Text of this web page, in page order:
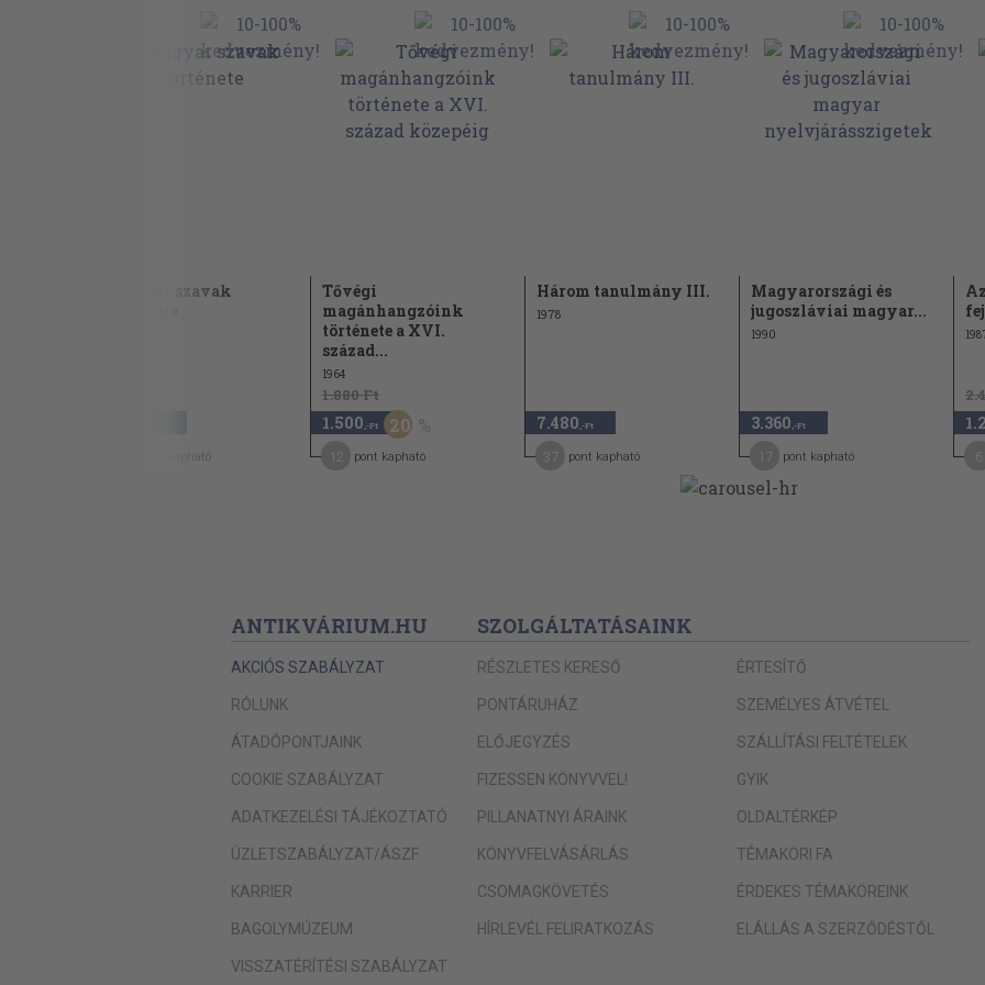
Magyar szavak
pont kapható
Tővégi
magánhangzóink
története a XVI.
század...
1964
1.880 Ft
1.500 ,-Ft 20
pont kapható
Három tanulmány III.
1978
7.480 ,-Ft
pont kapható
Magyarországi és
jugoszláviai magyar...
1990
3.360 ,-Ft
pont kapható
ANTIKVÁRIUM.HU
AKCIÓS SZABÁLYZAT
RÓLUNK
ÁTADÓPONTJAINK
COOKIE SZABÁLYZAT
ADATKEZELÉSI TÁJÉKOZTATÓ
ÜZLETSZABÁLYZAT/ÁSZF
KARRIER
BAGOLYMÚZEUM
VISSZATÉRÍTÉSI SZABÁLYZAT
SZOLGÁLTATÁSAINK
RÉSZLETES KERESŐ
PONTÁRUHÁZ
ELŐJEGYZÉS
FIZESSEN KÖNYVVEL!
PILLANATNYI ÁRAINK
KÖNYVFELVÁSÁRLÁS
CSOMAGKÖVETÉS
HÍRLEVÉL FELIRATKOZÁS
ÉRTESÍTŐ
SZEMÉLYES ÁTVÉTEL
SZÁLLÍTÁSI FELTÉTELEK
GYIK
OLDALTÉRKÉP
TÉMAKÖRI FA
ÉRDEKES TÉMAKÖREINK
ELÁLLÁS A SZERZŐDÉSTŐL